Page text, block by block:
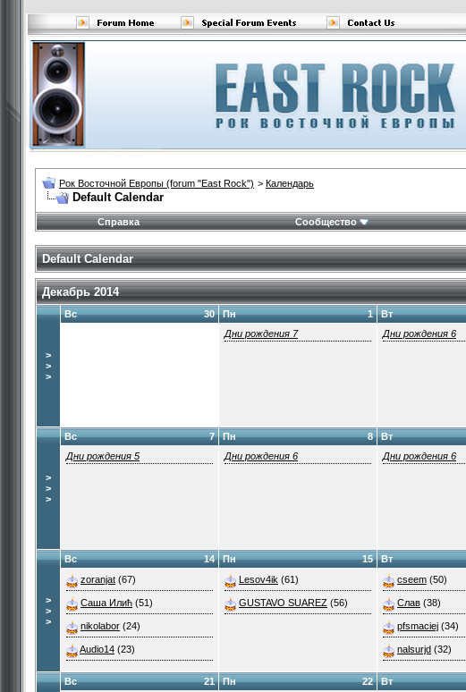
Рок Восточной Европы (forum "East Rock") > Календарь
Default Calendar
Справка
Сообщество
Default Calendar
Декабрь 2014
>
>
>
30
Вс 1
Пн
Дни рождения 7
Вт
Дни рождения 6
>
>
>
7
Вс
Дни рождения 5
8
Пн
Дни рождения 6
Вт
Дни рождения 6
>
>
>
14
Вс
zoranjat (67)
Саша Илић (51)
nikolabor (24)
Audio14 (23)
15
Пн
Lesov4ik (61)
GUSTAVO SUAREZ (56)
Вт
cseem (50)
Слав (38)
pfsmaciej (34)
nalsurjd (32)
21
Вс
22
Пн
Вт